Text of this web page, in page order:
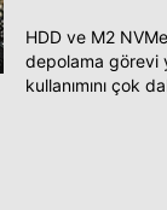
HDD ve M2
depolama görevi
kullanımını çok